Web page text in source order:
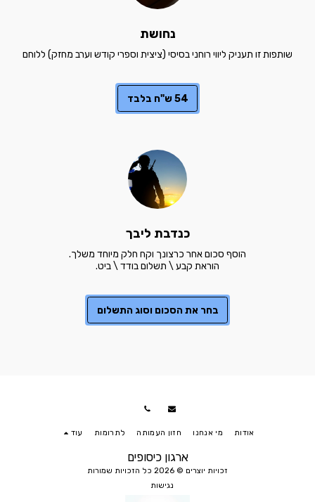
נחושת
שותפות זו תעניק ליווי רוחני בסיסי (ציצית וספרי קודש וערב מחזק) ללוחם
54 ש"ח בלבד
כנדבת ליבך
הוראת קבע \ תשלום בודד \ ביט.
בחר את הסכום וסוג התשלום
ארגון כיסופים
זכויות יוצרים © 2026 כל הזכויות שמורות
נגישות
אודות מי אנחנו חזון העמותה לתרומות עוד